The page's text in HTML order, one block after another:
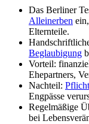
Das Berliner
Alleinerben
Elternteile.
Beglaubigung
Vorteil:
Ehepartners,
Nachteil:
Engpässe
Regelmäßige
bei